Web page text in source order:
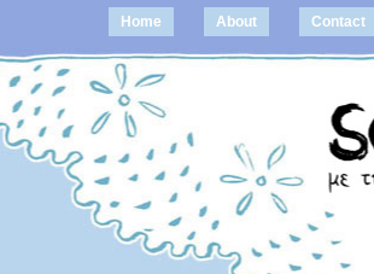
Home About Contact